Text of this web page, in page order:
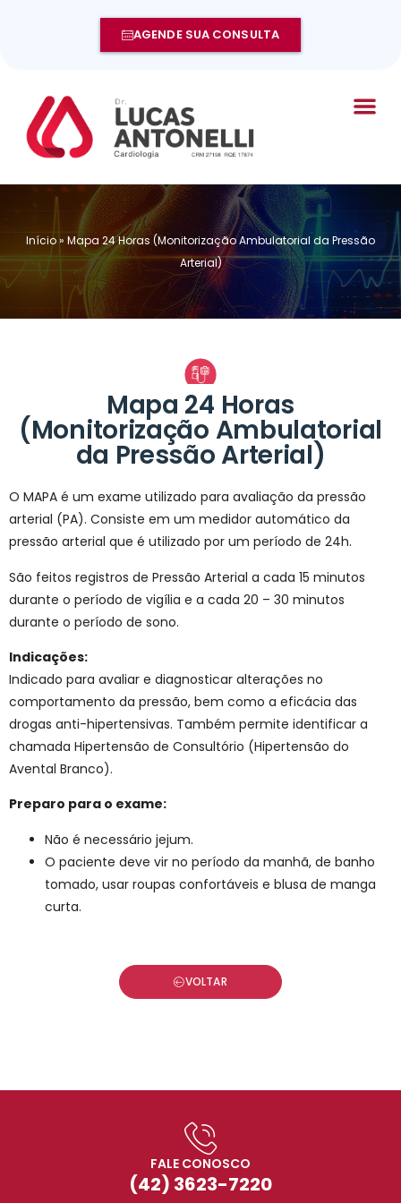
AGENDE SUA CONSULTA
Início» Mapa 24 Horas (Monitorização Ambulatorial da Pressão
Arterial)
Mapa 24 Horas
(Monitorização Ambulatorial
da Pressão Arterial)
O MAPA é um exame utilizado para avaliação da pressão
arterial (PA). Consiste em um medidor automático da
pressão arterial que é utilizado por um período de 24h.
São feitos registros de Pressão Arterial a cada 15 minutos
durante o período de vigília e a cada 20 – 30 minutos
durante o período de sono.
Indicações:
Indicado para avaliar e diagnosticar alterações no
comportamento da pressão, bem como a eficácia das
drogas anti-hipertensivas. Também permite identificar a
chamada Hipertensão de Consultório (Hipertensão do
Avental Branco).
Preparo para o exame:
Não é necessário jejum.
O paciente deve vir no período da manhã, de banho
tomado, usar roupas confortáveis e blusa de manga
curta.
VOLTAR
FALE CONOSCO
(42) 3623-7220